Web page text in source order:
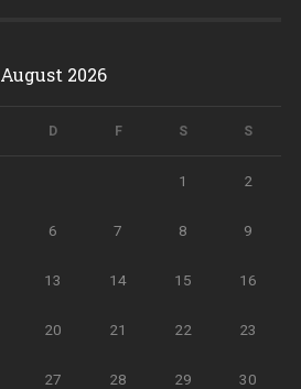
August 2026
D F S S
1 2
6 7 8 9
13 14 15 16
20 21 22 23
27 28 29 30